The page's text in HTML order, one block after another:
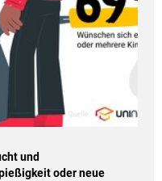
und
oder neue